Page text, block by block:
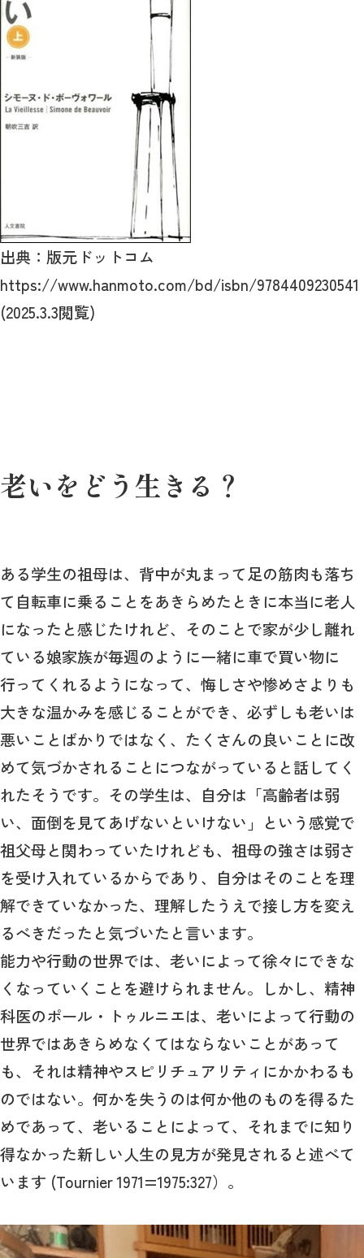
出典：版元ドットコム
https://www.hanmoto.com/bd/isbn/9784409230541
(2025.3.3閲覧)
老いをどう生きる？
ある学生の祖母は、背中が丸まって足の筋肉も落ち
て自転車に乗ることをあきらめたときに本当に老人
になったと感じたけれど、そのことで家が少し離れ
ている娘家族が毎週のように一緒に車で買い物に
行ってくれるようになって、悔しさや惨めさよりも
大きな温かみを感じることができ、必ずしも老いは
悪いことばかりではなく、たくさんの良いことに改
めて気づかされることにつながっていると話してく
れたそうです。その学生は、自分は「高齢者は弱
い、面倒を見てあげないといけない」という感覚で
祖父母と関わっていたけれども、祖母の強さは弱さ
を受け入れているからであり、自分はそのことを理
解できていなかった、理解したうえで接し方を変え
るべきだったと気づいたと言います。
能力や行動の世界では、老いによって徐々にできな
くなっていくことを避けられません。しかし、精神
科医のポール・トゥルニエは、老いによって行動の
世界ではあきらめなくてはならないことがあって
も、それは精神やスピリチュアリティにかかわるも
のではない。何かを失うのは何か他のものを得るた
めであって、老いることによって、それまでに知り
得なかった新しい人生の見方が発見されると述べて
います (Tournier 1971=1975:327）。